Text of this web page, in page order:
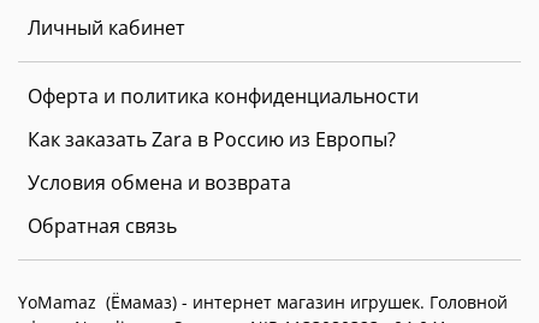
Личный кабинет
Оферта и политика конфиденциальности
Как заказать Zara в Россию из Европы?
Условия обмена и возврата
Обратная связь
YoMamaz (Ёмамаз) - интернет магазин игрушек. Головной